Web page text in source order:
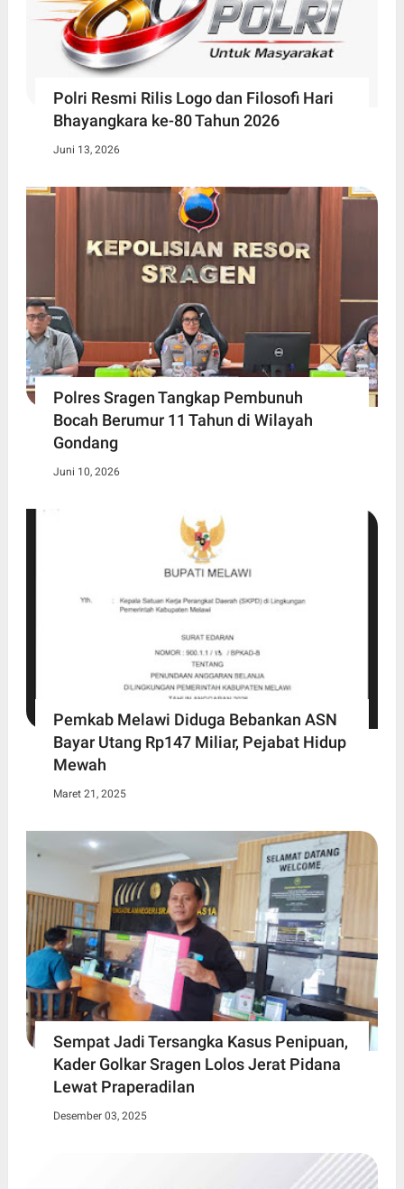
Polri Resmi Rilis Logo dan Filosofi Hari
Bhayangkara ke-80 Tahun 2026
Juni 13, 2026
Polres Sragen Tangkap Pembunuh
Bocah Berumur 11 Tahun di Wilayah
Gondang
Juni 10, 2026
Pemkab Melawi Diduga Bebankan ASN
Bayar Utang Rp147 Miliar, Pejabat Hidup
Mewah
Maret 21, 2025
Sempat Jadi Tersangka Kasus Penipuan,
Kader Golkar Sragen Lolos Jerat Pidana
Lewat Praperadilan
Desember 03, 2025